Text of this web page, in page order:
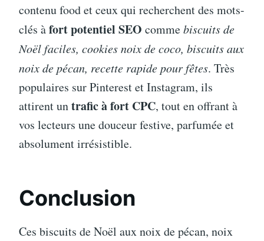
contenu food et ceux qui recherchent des mots-
clés àfort potentiel SEO commebiscuits de
Noël faciles, cookies noix de coco, biscuits aux
noix de pécan, recette rapide pour fêtes. Très
populaires sur Pinterest et Instagram, ils
attirent untrafic à fort CPC, tout en offrant à
vos lecteurs une douceur festive, parfumée et
absolument irrésistible.
Conclusion
Ces biscuits de Noël aux noix de pécan, noix